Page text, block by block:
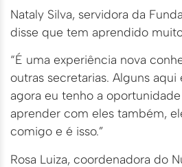
Nataly Silva, servidora da
disse que tem aprendido
“É uma experiência nova
outras secretarias. Alguns
agora eu tenho a
aprender com eles também,
comigo e é isso.”
Rosa Luiza, coordenadora do